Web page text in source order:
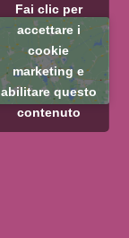
Fai clic per
accettare i
cookie
marketing e
abilitare questo
contenuto